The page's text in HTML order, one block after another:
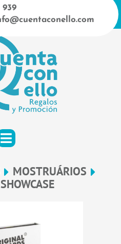
939
MOSTRUÁRIOS